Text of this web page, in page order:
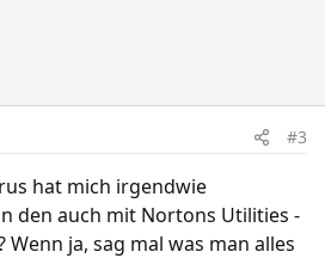
#3
hat mich irgendwie
den auch mit Nortons Utilities -
Wenn ja, sag mal was man alles